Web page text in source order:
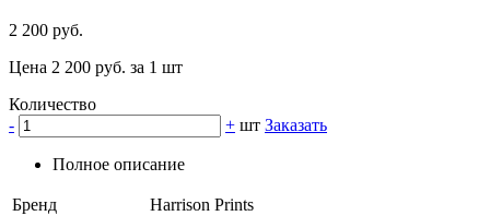
2 200 руб.
Цена 2 200 руб. за 1 шт
Количество
-
+ шт Заказать
Полное описание
Бренд
Harrison Prints